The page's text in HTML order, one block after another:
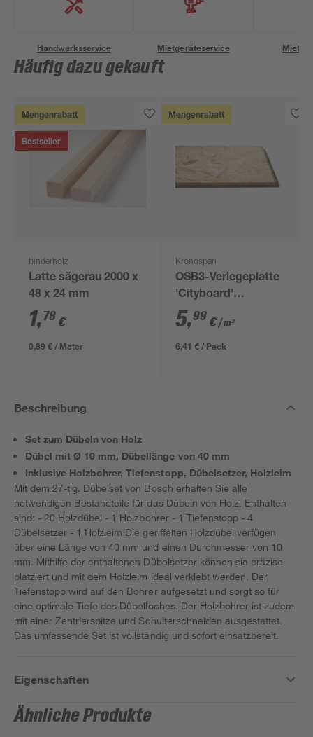
Handwerksservice Mietgeräteservice
Häufig dazu gekauft
Mengenrabatt
Bestseller
binderholz
Latte sägerau 2000 x
48 x 24 mm
1,78 €
0,89 € / Meter
Mengenrabatt
Kronospan
OSB3-Verlegeplatte
'Cityboard'
ungeschliffen 1690 x
634 x 12 mm
5,99 €/ m²
6,41 € / Pack
Beschreibung
Set zum Dübeln von Holz
Dübel mit Ø 10 mm, Dübellänge von 40 mm
Inklusive Holzbohrer, Tiefenstopp, Dübelsetzer, Holzleim
Mit dem 27-tlg. Dübelset von Bosch erhalten Sie alle
notwendigen Bestandteile für das Dübeln von Holz. Enthalten
sind: - 20 Holzdübel - 1 Holzbohrer - 1 Tiefenstopp - 4
Dübelsetzer - 1 Holzleim Die geriffelten Holzdübel verfügen
über eine Länge von 40 mm und einen Durchmesser von 10
mm. Mithilfe der enthaltenen Dübelsetzer können sie präzise
platziert und mit dem Holzleim ideal verklebt werden. Der
Tiefenstopp wird auf den Bohrer aufgesetzt und sorgt so für
eine optimale Tiefe des Dübelloches. Der Holzbohrer ist zudem
mit einer Zentrierspitze und Schulterschneiden ausgestattet.
Das umfassende Set ist vollständig und sofort einsatzbereit.
Eigenschaften
Ähnliche Produkte